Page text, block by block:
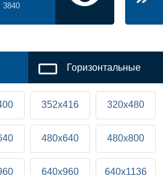
3840
Горизонтальные
352x416 320x480
480x640 480x800
640x960 640x1136